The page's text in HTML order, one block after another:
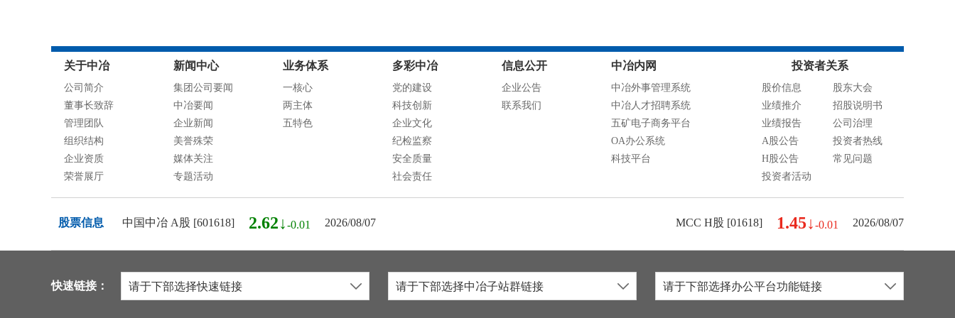
关于中冶
公司简介
董事长致辞
管理团队
组织结构
企业资质
荣誉展厅
新闻中心
集团公司要闻
中冶要闻
企业新闻
美誉殊荣
媒体关注
专题活动
业务体系
一核心
两主体
五特色
多彩中冶
党的建设
科技创新
企业文化
纪检监察
安全质量
社会责任
信息公开
企业公告
联系我们
中冶内网
中冶外事管理系统
中冶人才招聘系统
五矿电子商务平台
OA办公系统
科技平台
投资者关系
股价信息
业绩推介
业绩报告
A股公告
H股公告
投资者活动
股东大会
招股说明书
公司治理
投资者热线
常见问题
股票信息 中国中冶 A股 [601618] 2.62↓-0.01 2026/08/07 MCC H股 [01618] 1.45↓-0.01 2026/08/07
快速链接： 请于下部选择快速链接 请于下部选择中冶子站群链接 请于下部选择办公平台功能链接